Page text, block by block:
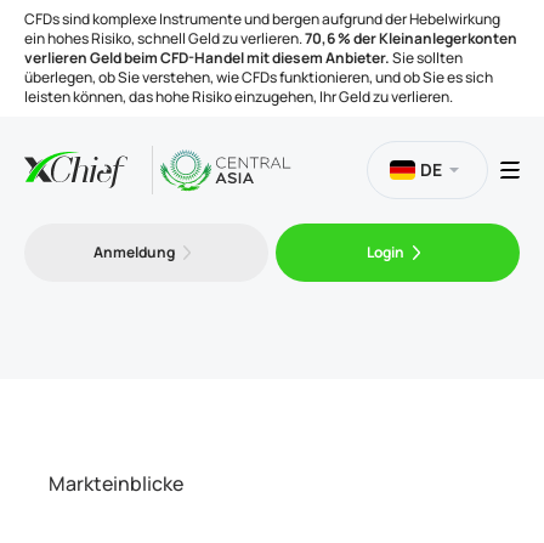
CFDs sind komplexe Instrumente und bergen aufgrund der Hebelwirkung
ein hohes Risiko, schnell Geld zu verlieren.70,6 % der Kleinanlegerkonten
verlieren Geld beim CFD-Handel mit diesem Anbieter.Sie sollten
überlegen, ob Sie verstehen, wie CFDs funktionieren, und ob Sie es sich
leisten können, das hohe Risiko einzugehen, Ihr Geld zu verlieren.
DE
Anmeldung Login
Markteinblicke